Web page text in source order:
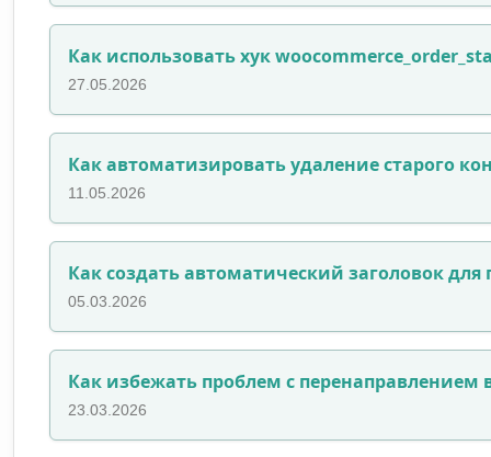
Как использовать хук
27.05.2026
Как автоматизировать удаление старого
11.05.2026
Как создать автоматический заголовок
05.03.2026
Как избежать проблем с
23.03.2026